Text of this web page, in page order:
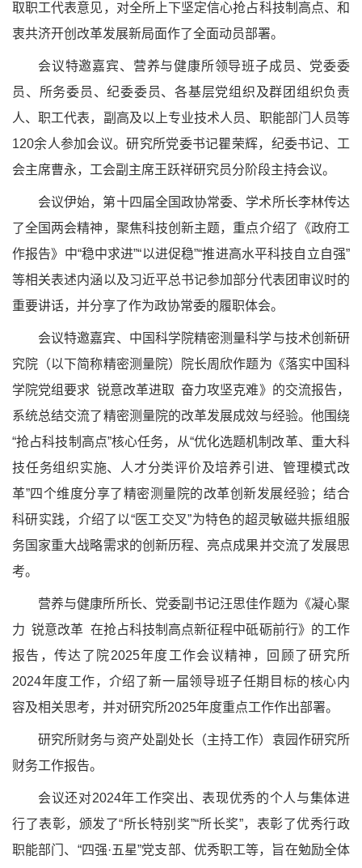
取职工代表意见，对全所上下坚定信心抢占科技制高点、和
衷共济开创改革发展新局面作了全面动员部署。
会议特邀嘉宾、营养与健康所领导班子成员、党委委
员、所务委员、纪委委员、各基层党组织及群团组织负责
人、职工代表，副高及以上专业技术人员、职能部门人员等
120余人参加会议。研究所党委书记瞿荣辉，纪委书记、工
会主席曹永，工会副主席王跃祥研究员分阶段主持会议。
会议伊始，第十四届全国政协常委、学术所长李林传达
了全国两会精神，聚焦科技创新主题，重点介绍了《政府工
作报告》中“稳中求进”“以进促稳”“推进高水平科技自立自强”
等相关表述内涵以及习近平总书记参加部分代表团审议时的
重要讲话，并分享了作为政协常委的履职体会。
会议特邀嘉宾、中国科学院精密测量科学与技术创新研
究院（以下简称精密测量院）院长周欣作题为《落实中国科
学院党组要求 锐意改革进取 奋力攻坚克难》的交流报告，
系统总结交流了精密测量院的改革发展成效与经验。他围绕
“抢占科技制高点”核心任务，从“优化选题机制改革、重大科
技任务组织实施、人才分类评价及培养引进、管理模式改
革”四个维度分享了精密测量院的改革创新发展经验；结合
科研实践，介绍了以“医工交叉”为特色的超灵敏磁共振组服
务国家重大战略需求的创新历程、亮点成果并交流了发展思
考。
营养与健康所所长、党委副书记汪思佳作题为《凝心聚
力 锐意改革 在抢占科技制高点新征程中砥砺前行》的工作
报告，传达了院2025年度工作会议精神，回顾了研究所
2024年度工作，介绍了新一届领导班子任期目标的核心内
容及相关思考，并对研究所2025年度重点工作作出部署。
研究所财务与资产处副处长（主持工作）袁园作研究所
财务工作报告。
会议还对2024年工作突出、表现优秀的个人与集体进
行了表彰，颁发了“所长特别奖”“所长奖”，表彰了优秀行政
职能部门、“四强·五星”党支部、优秀职工等，旨在勉励全体